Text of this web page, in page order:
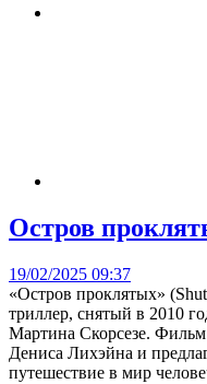
Остров
19/02/2025 09:37
«Остров проклятых»
триллер, снятый в 2010
Мартина Скорсезе.
Дениса Лихэйна и
путешествие в мир